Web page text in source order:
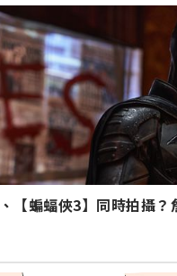
【蝙蝠俠3】同時拍攝？